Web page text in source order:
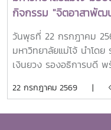
สาธารณะ และการอุทิศต
รางวัลครอบคลุมผลงาน
(Teaching) การวิจัย
พัฒนาชุมชน (Public
Development) และธุรกิจ
กับผลงานที่สามารถสร้าง
กิจกรรม "จิตอาสาพัฒ
อำเภอสันทราย
วันพุธที่ 22 กรกฎาคม
มหาวิทยาลัยแม่โจ้ นำโด
เงินยวง รองอธิการบดี
จำนวน 100 แพ็ค เพื่อใช้
22 กรกฎาคม 2569 |